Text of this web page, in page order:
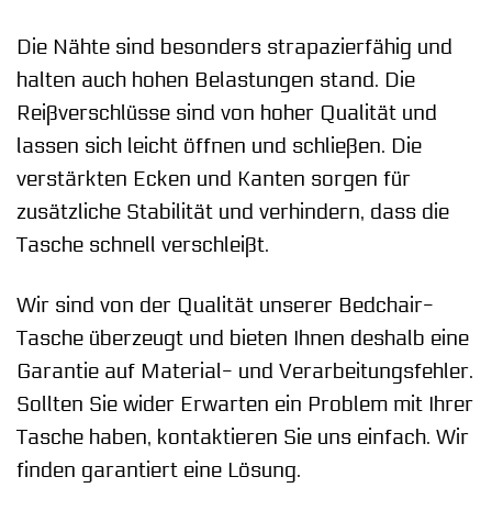
Die Nähte sind besonders strapazierfähig und
halten auch hohen Belastungen stand. Die
Reißverschlüsse sind von hoher Qualität und
lassen sich leicht öffnen und schließen. Die
verstärkten Ecken und Kanten sorgen für
zusätzliche Stabilität und verhindern, dass die
Tasche schnell verschleißt.
Wir sind von der Qualität unserer Bedchair-
Tasche überzeugt und bieten Ihnen deshalb eine
Garantie auf Material- und Verarbeitungsfehler.
Sollten Sie wider Erwarten ein Problem mit Ihrer
Tasche haben, kontaktieren Sie uns einfach. Wir
finden garantiert eine Lösung.